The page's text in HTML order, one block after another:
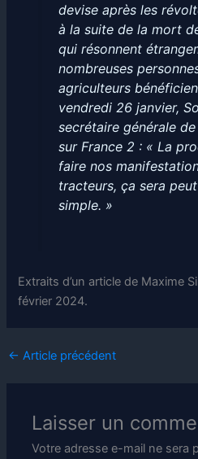
devise après les
à la suite de la mort
qui résonnent
nombreuses
agriculteurs
vendredi 26 janvier,
secrétaire générale
sur France 2 : « La
faire nos
tracteurs, ça sera
simple. »
Extraits d’un article de Maxime
février 2024.
← Article précédent
Laisser un
Votre adresse e-mail ne sera